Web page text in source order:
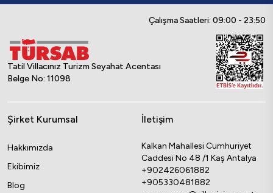
Çalışma Saatleri: 09:00 - 23:50
Tatil Villacınız Turizm Seyahat Acentası
Belge No: 11098
Şirket Kurumsal
Hakkımızda
Ekibimiz
Blog
İletişim
Kalkan Mahallesi Cumhuriyet
Caddesi No 48 /1 Kaş Antalya
+902426061882
+905330481882